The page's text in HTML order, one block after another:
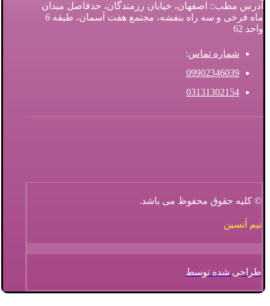
آدرس مطب:: اصفهان، خیابان رزمندگان، حدفاصل میدان
ماه فرخی و سه راه بنفشه، مجتمع هفت آسمان، طبقه 6
واحد 62
شماره تماس:
09902346039
03131302154
© کلیه حقوق محفوظ می باشد.
تیم آنسین
طراحی شده توسط